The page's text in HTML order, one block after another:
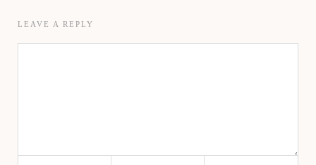
LEAVE A REPLY